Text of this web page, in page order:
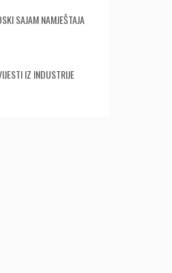
SAJAM NAMJEŠTAJA
IZ INDUSTRIJE